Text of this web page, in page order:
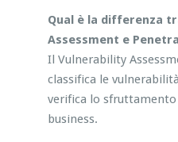
Qual è la differenza
Assessment e
Il Vulnerability
classifica le
verifica lo sfruttamento
business.